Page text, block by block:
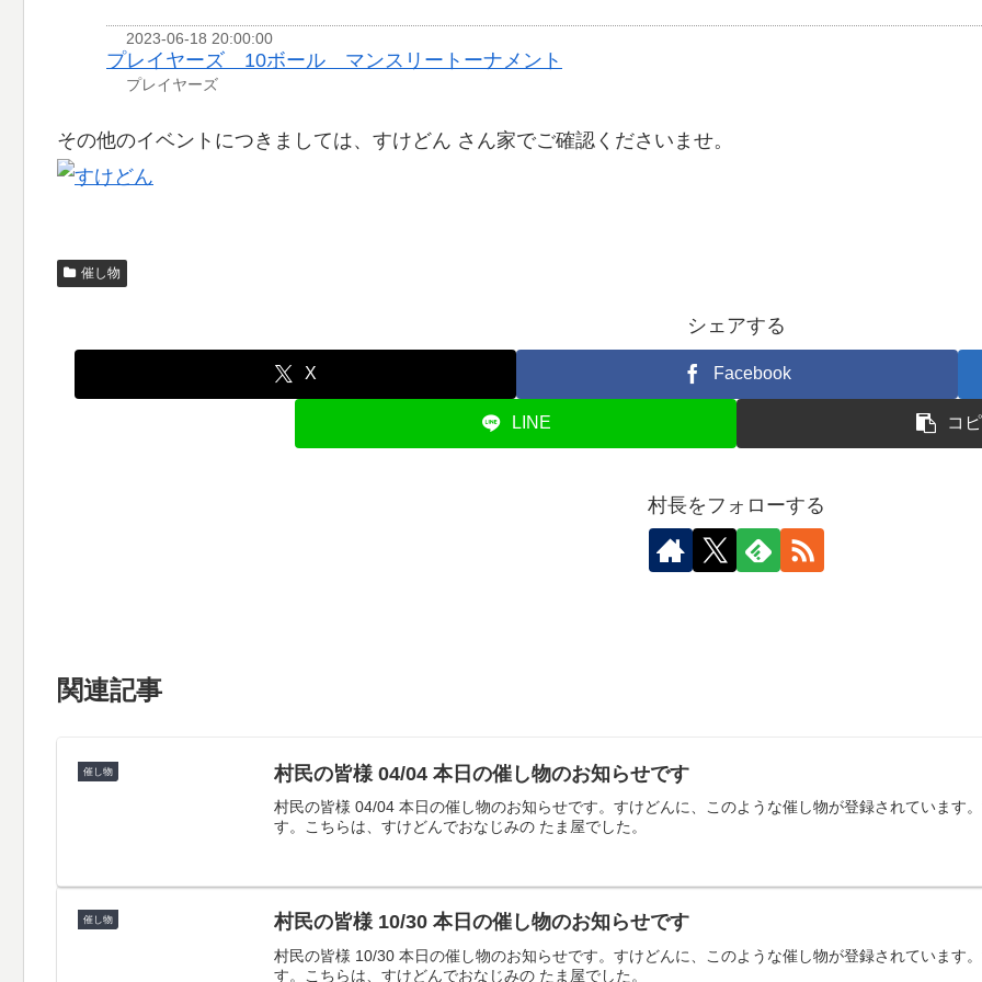
2023-06-18 20:00:00
プレイヤーズ 10ボール マンスリートーナメント
プレイヤーズ
その他のイベントにつきましては、すけどん さん家でご確認くださいませ。
催し物
シェアする
X Facebook
LINE コ
村長をフォローする
関連記事
催し物 村民の皆様 04/04 本日の催し物のお知らせです
村民の皆様 04/04 本日の催し物のお知らせです。すけどんに、このような催し物が登録されています
す。こちらは、すけどんでおなじみの たま屋でした。
催し物 村民の皆様 10/30 本日の催し物のお知らせです
村民の皆様 10/30 本日の催し物のお知らせです。すけどんに、このような催し物が登録されています
す。こちらは、すけどんでおなじみの たま屋でした。